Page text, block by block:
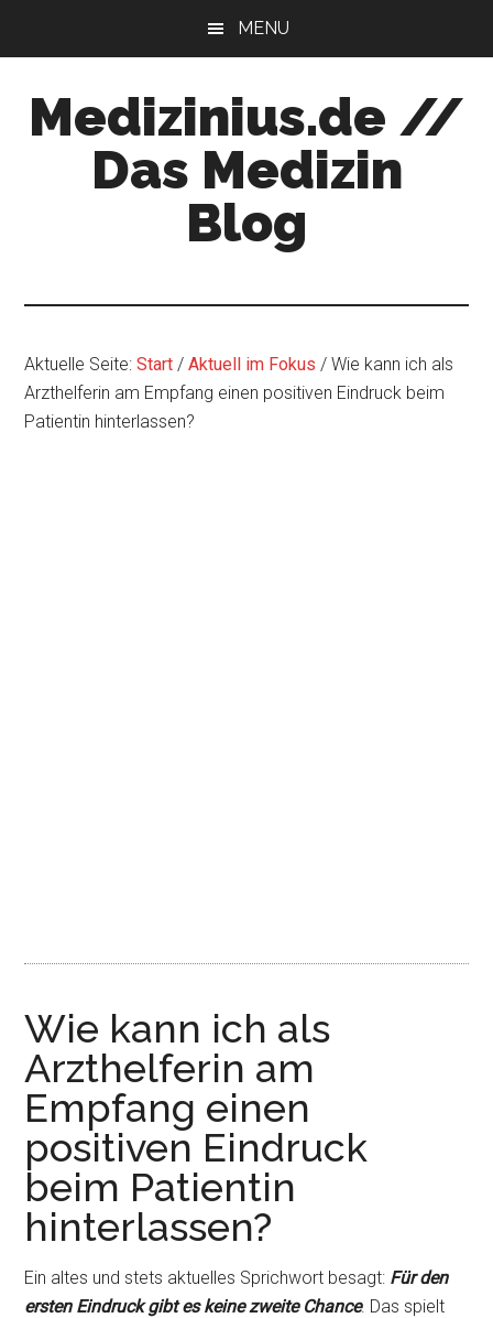
MENU
Medizinius.de //
Das Medizin
Blog
Aktuelle Seite:Start / Aktuell im Fokus / Wie kann ich als
Arzthelferin am Empfang einen positiven Eindruck beim
Patientin hinterlassen?
Wie kann ich als
Arzthelferin am
Empfang einen
positiven Eindruck
beim Patientin
hinterlassen?
Ein altes und stets aktuelles Sprichwort besagt: Für den
ersten Eindruck gibt es keine zweite Chance. Das spielt